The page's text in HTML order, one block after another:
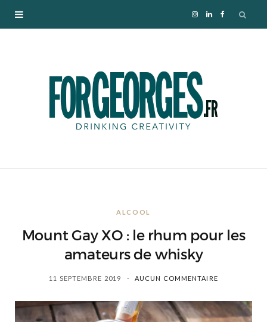
I
s
m
L
k
ALCOOL
Mount Gay XO : le rhum pour les
amateurs de whisky
11 SEPTEMBRE 2019 AUCUN COMMENTAIRE